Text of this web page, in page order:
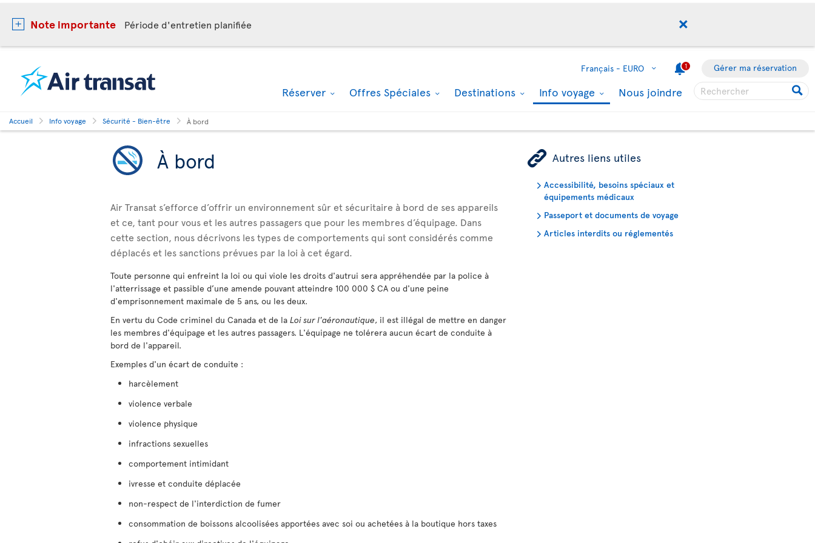
Note importante Période d'entretien planifiée
Français - EURO 1 Gérer ma réservation
Réserver Offres Spéciales Destinations Info voyage Nous joindre
Accueil Info voyage Sécurité - Bien-être À bord
À bord
Air Transat s’efforce d’offrir un environnement sûr et sécuritaire à bord de ses appareils
et ce, tant pour vous et les autres passagers que pour les membres d’équipage. Dans
cette section, nous décrivons les types de comportements qui sont considérés comme
déplacés et les sanctions prévues par la loi à cet égard.
Toute personne qui enfreint la loi ou qui viole les droits d'autrui sera appréhendée par la police à
l'atterrissage et passible d’une amende pouvant atteindre 100 000 $ CA ou d'une peine
d'emprisonnement maximale de 5 ans, ou les deux.
En vertu du Code criminel du Canada et de la Loi sur l'aéronautique, il est illégal de mettre en danger
les membres d'équipage et les autres passagers. L'équipage ne tolérera aucun écart de conduite à
bord de l'appareil.
Exemples d'un écart de conduite :
harcèlement
violence verbale
violence physique
infractions sexuelles
comportement intimidant
ivresse et conduite déplacée
non-respect de l'interdiction de fumer
consommation de boissons alcoolisées apportées avec soi ou achetées à la boutique hors taxes
ÿ Autres liens utiles
Accessibilité, besoins spéciaux et
équipements médicaux
Passeport et documents de voyage
Articles interdits ou réglementés